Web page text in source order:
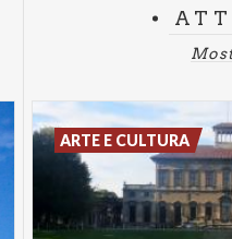
ARTE E CULTURA